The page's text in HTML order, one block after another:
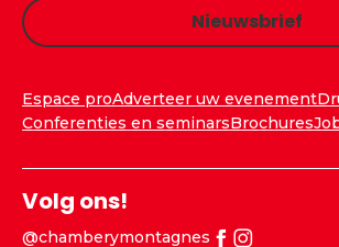
Nieuwsbrief
Espace proAdverteer uw evenement
Conferenties en seminarsBrochures
Volg ons!
@chamberymontagnes